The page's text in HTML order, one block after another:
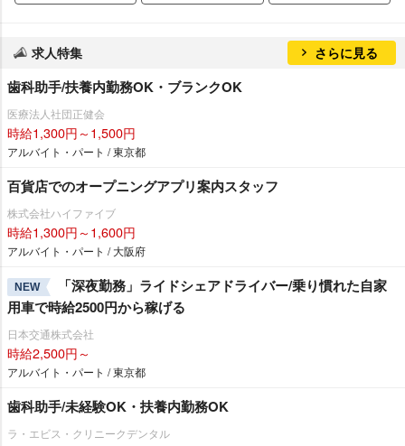
求人特集 さらに見る
歯科助手/扶養内勤務OK・ブランクOK
医療法人社団正健会
時給1,300円～1,500円
アルバイト・パート / 東京都
百貨店でのオープニングアプリ案内スタッフ
株式会社ハイファイブ
時給1,300円～1,600円
アルバイト・パート / 大阪府
NEW
「深夜勤務」ライドシェアドライバー/乗り慣れた自家
用車で時給2500円から稼げる
日本交通株式会社
時給2,500円～
アルバイト・パート / 東京都
歯科助手/未経験OK・扶養内勤務OK
ラ・エビス・クリニークデンタル